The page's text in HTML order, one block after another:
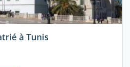
à Tunis